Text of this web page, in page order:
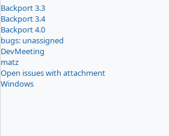
Backport 3.3
Backport 3.4
Backport 4.0
bugs: unassigned
DevMeeting
matz
Open issues with attachment
Windows